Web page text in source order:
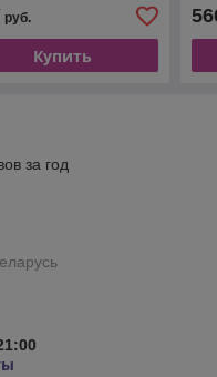
руб.
Купить
за год